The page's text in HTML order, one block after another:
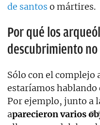
de santos o mártires.
Por qué los
descubrimiento
Sólo con el complejo
estaríamos
Por ejemplo, junto a
aparecieron varios